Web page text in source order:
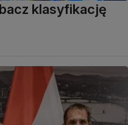
klasyfikację